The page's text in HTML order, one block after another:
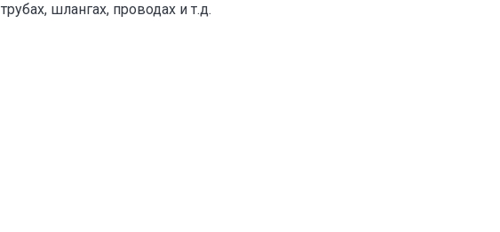
трубах, шлангах, проводах и т.д.